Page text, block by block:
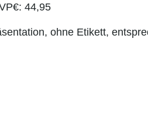
44,95
ohne Etikett,